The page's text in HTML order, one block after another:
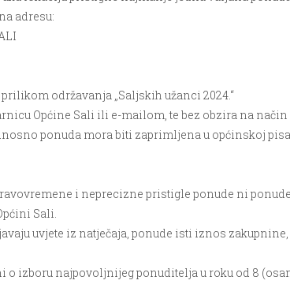
adresu:
održavanja „Saljskih užanci 2024.“
Općine Sali ili e-mailom, te bez obzira na način
ponuda mora biti zaprimljena u općinskoj
i neprecizne pristigle ponude ni
Sali.
uvjete iz natječaja, ponude isti iznos
o izboru najpovoljnijeg ponuditelja u roku od 8